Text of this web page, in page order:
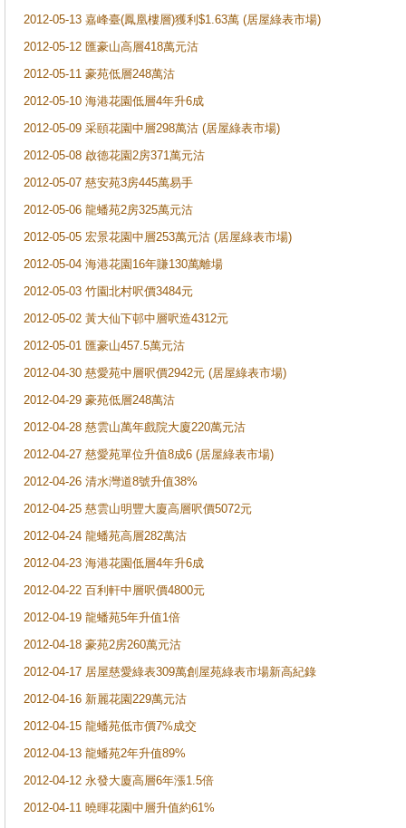
2012-05-13 嘉峰臺(鳳凰樓層)獲利$1.63萬 (居屋綠表市場​)
2012-05-12 匯豪山高層418萬元​沽
2012-05-11 豪苑低層248萬沽
2012-05-10 海港花園低層4年升6​成
2012-05-09 采頤花園中層298萬​沽 (居屋綠表市場​)
2012-05-08 啟德花園2房371萬​元沽
2012-05-07 慈安苑3房445萬易​手
2012-05-06 龍蟠苑2房325萬元​沽
2012-05-05 宏景花園中層253萬​元沽 (居屋綠表市場​)
2012-05-04 海港花園16年賺13​0萬離場
2012-05-03 竹園北村呎價3484​元
2012-05-02 黃大仙下邨中層呎造4​312元
2012-05-01 匯豪山457.5萬元沽
2012-04-30 慈愛苑中層呎價2942元 (居屋綠表市場​)
2012-04-29 豪苑低層248萬沽
2012-04-28 慈雲山萬年戲院大廈220萬元沽
2012-04-27 慈愛苑單位升值8成6 (居屋綠表市場​)
2012-04-26 清水灣道8號升值38%
2012-04-25 慈雲山明豐大廈高層呎價5072元
2012-04-24 龍蟠苑高層282萬沽
2012-04-23 海港花園低層4年升6成
2012-04-22 百利軒中層呎價4800元
2012-04-19 龍蟠苑5年升值1倍
2012-04-18 豪苑2房260萬元沽
2012-04-17 居屋慈愛綠表309萬​創屋苑綠表市場新高紀​錄
2012-04-16 新麗花園229萬元沽
2012-04-15 龍蟠苑低市價7%成交
2012-04-13 龍蟠苑2年升值89%
2012-04-12 永發大廈高層6年漲1​.5倍
2012-04-11 曉暉花園中層升值約61%